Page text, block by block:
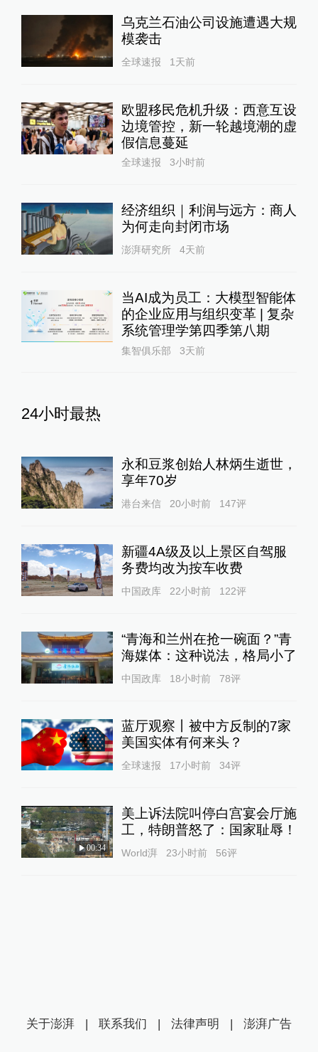
乌克兰石油公司设施遭遇大规
模袭击
全球速报 1天前
欧盟移民危机升级：西意互设
边境管控，新一轮越境潮的虚
假信息蔓延
全球速报 3小时前
经济组织｜利润与远方：商人
为何走向封闭市场
澎湃研究所 4天前
当AI成为员工：大模型智能体
的企业应用与组织变革 | 复杂
系统管理学第四季第八期
集智俱乐部 3天前
24小时最热
永和豆浆创始人林炳生逝世，
享年70岁
港台来信 20小时前 147评
新疆4A级及以上景区自驾服
务费均改为按车收费
中国政库 22小时前 122评
“青海和兰州在抢一碗面？”青
海媒体：这种说法，格局小了
中国政库 18小时前 78评
蓝厅观察丨被中方反制的7家
美国实体有何来头？
全球速报 17小时前 34评
00:34
美上诉法院叫停白宫宴会厅施
工，特朗普怒了：国家耻辱！
World湃 23小时前 56评
关于澎湃 | 联系我们 | 法律声明 | 澎湃广告